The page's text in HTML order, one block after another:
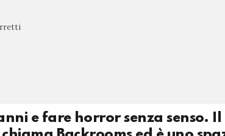
e fare horror senza senso.